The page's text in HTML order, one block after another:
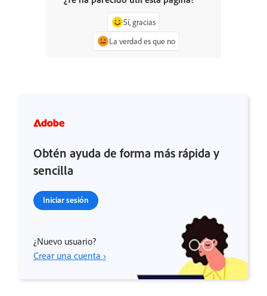
Sí, gracias
La verdad es que no
Obtén ayuda de forma más rápida y
sencilla
Iniciar sesión
¿Nuevo usuario?
Crear una cuenta ›